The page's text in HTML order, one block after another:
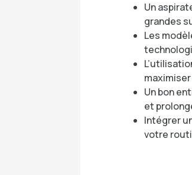
Un
grandes
Les
Un bon
et
Intégrer
votre